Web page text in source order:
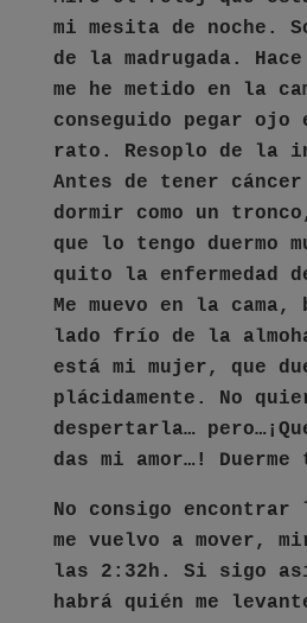
mi mesita de noche.
de la madrugada.
me he metido en la
conseguido pegar ojo
rato. Resoplo de la
Antes de tener cáncer
dormir como un
que lo tengo duermo
quito la enfermedad
Me muevo en la cama,
lado frío de la
está mi mujer, que
plácidamente. No
despertarla…
das mi amor…! Duerme
No consigo
me vuelvo a mover,
las 2:32h. Si sigo
habrá quién me